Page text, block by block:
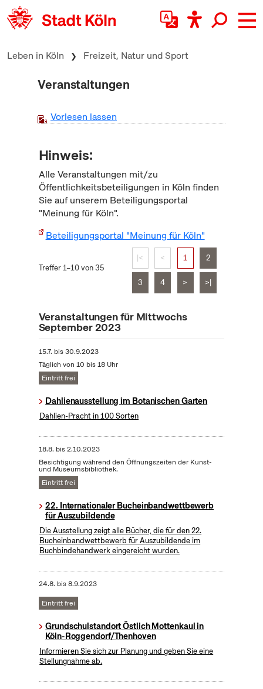
zum Inhalt springen
Leben in Köln Freizeit, Natur und Sport
Veranstaltungen
Vorlesen lassen
Hinweis:
Alle Veranstaltungen mit/zu
Öffentlichkeitsbeteiligungen in Köln finden
Sie auf unserem Beteiligungsportal
"Meinung für Köln".
Beteiligungsportal "Meinung für Köln"
Treffer 1–10 von 35
|< < 1 2
3 4 > >|
Veranstaltungen für Mittwochs
September 2023
15.7. bis30.9.2023
Täglich von 10 bis 18 Uhr
Eintritt frei
Dahlienausstellung im Botanischen Garten
Dahlien-Pracht in 100 Sorten
18.8. bis2.10.2023
Besichtigung während den Öffnungszeiten der Kunst-
und Museumsbibliothek.
Eintritt frei
22. Internationaler Bucheinbandwettbewerb
für Auszubildende
Die Ausstellung zeigt alle Bücher, die für den 22.
Bucheinbandwettbewerb für Auszubildende im
Buchbindehandwerk eingereicht wurden.
24.8. bis8.9.2023
Eintritt frei
Grundschulstandort Östlich Mottenkaul in
Köln-Roggendorf/Thenhoven
Informieren Sie sich zur Planung und geben Sie eine
Stellungnahme ab.